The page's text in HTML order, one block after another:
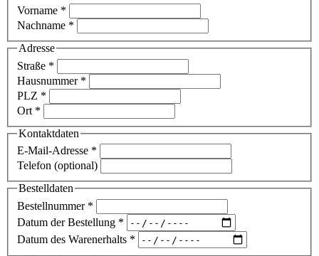
Vorname *
Nachname *
Adresse
Straße *
Hausnummer *
PLZ *
Ort *
Kontaktdaten
E-Mail-Adresse *
Telefon (optional)
Bestelldaten
Bestellnummer *
Datum der Bestellung *
Datum des Warenerhalts *